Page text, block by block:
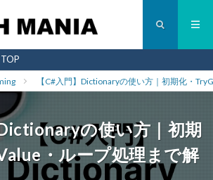
【C#入門】Dictionaryの使い方｜初期化・
の使い方｜初期
・ループ処理まで解